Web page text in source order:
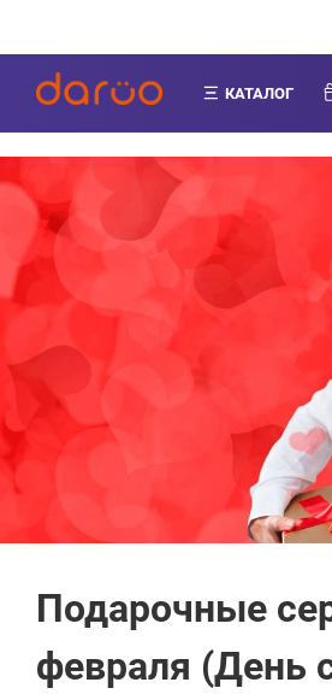
КАТАЛОГ
Подарочные
февраля (День